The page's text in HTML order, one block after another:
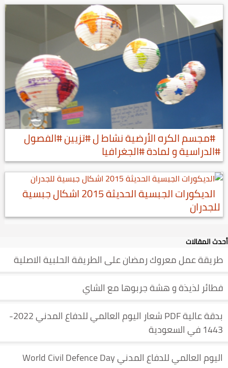
#مجسم الكره الأرضية نشاط ل #تزيين #الفصول
#الدراسية و لمادة #الجغرافيا
الديكورات الجبسية الحديثة 2015 اشكال جبسية
للجدران
أحدث المقالات
طريقة عمل معروك رمضان على الطريقة الحلبية الاصلية
فطائر لذيذة و هشة جربوها مع الشاي
بدقة عالية PDF شعار اليوم العالمي للدفاع المدني 2022-
1443 في السعودية
اليوم العالمي للدفاع المدني World Civil Defence Day